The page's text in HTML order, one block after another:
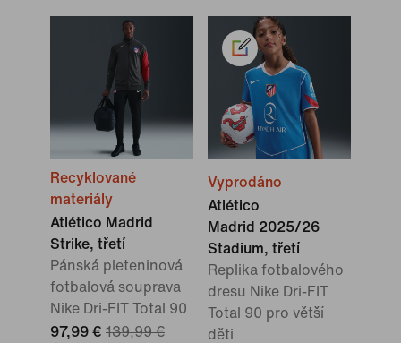
Recyklované
materiály
Atlético Madrid
Strike, třetí
Pánská pleteninová
fotbalová souprava
Nike Dri-FIT Total 90
97,99 € 139,99 €
Vyprodáno
Atlético
Madrid 2025/26
Stadium, třetí
Replika fotbalového
dresu Nike Dri-FIT
Total 90 pro větší
děti